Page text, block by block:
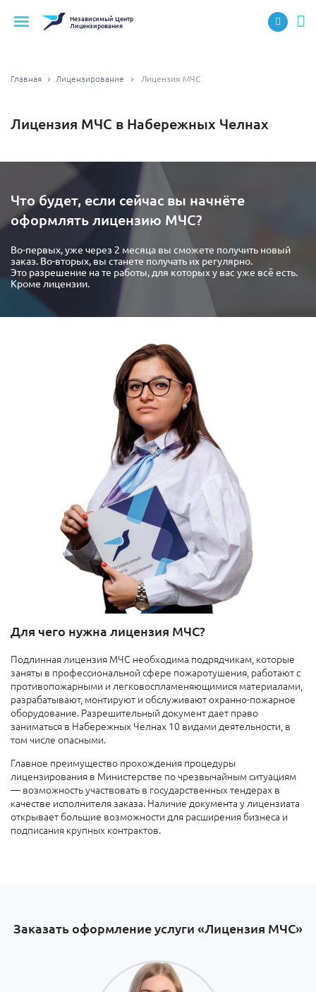
НезависимыйЦентр
Лицензирования
Главная Лицензирование Лицензия МЧС
Лицензия МЧС в Набережных Челнах
Что будет, если сейчас вы начнёте
оформлять лицензию МЧС?
Во-первых, уже через 2 месяца вы сможете получить новый
заказ. Во-вторых, вы станете получать их регулярно.
Это разрешение на те работы, для которых у вас уже всё есть.
Кроме лицензии.
Для чего нужна лицензия МЧС?
Подлинная лицензия МЧС необходима подрядчикам, которые
заняты в профессиональной сфере пожаротушения, работают с
противопожарными и легковоспламеняющимися материалами,
разрабатывают, монтируют и обслуживают охранно-пожарное
оборудование. Разрешительный документ дает право
заниматься в Набережных Челнах 10 видами деятельности, в
том числе опасными.
Главное преимущество прохождения процедуры
лицензирования в Министерстве по чрезвычайным ситуациям
— возможность участвовать в государственных тендерах в
качестве исполнителя заказа. Наличие документа у лицензиата
открывает большие возможности для расширения бизнеса и
подписания крупных контрактов.
Заказать оформление услуги «Лицензия МЧС»